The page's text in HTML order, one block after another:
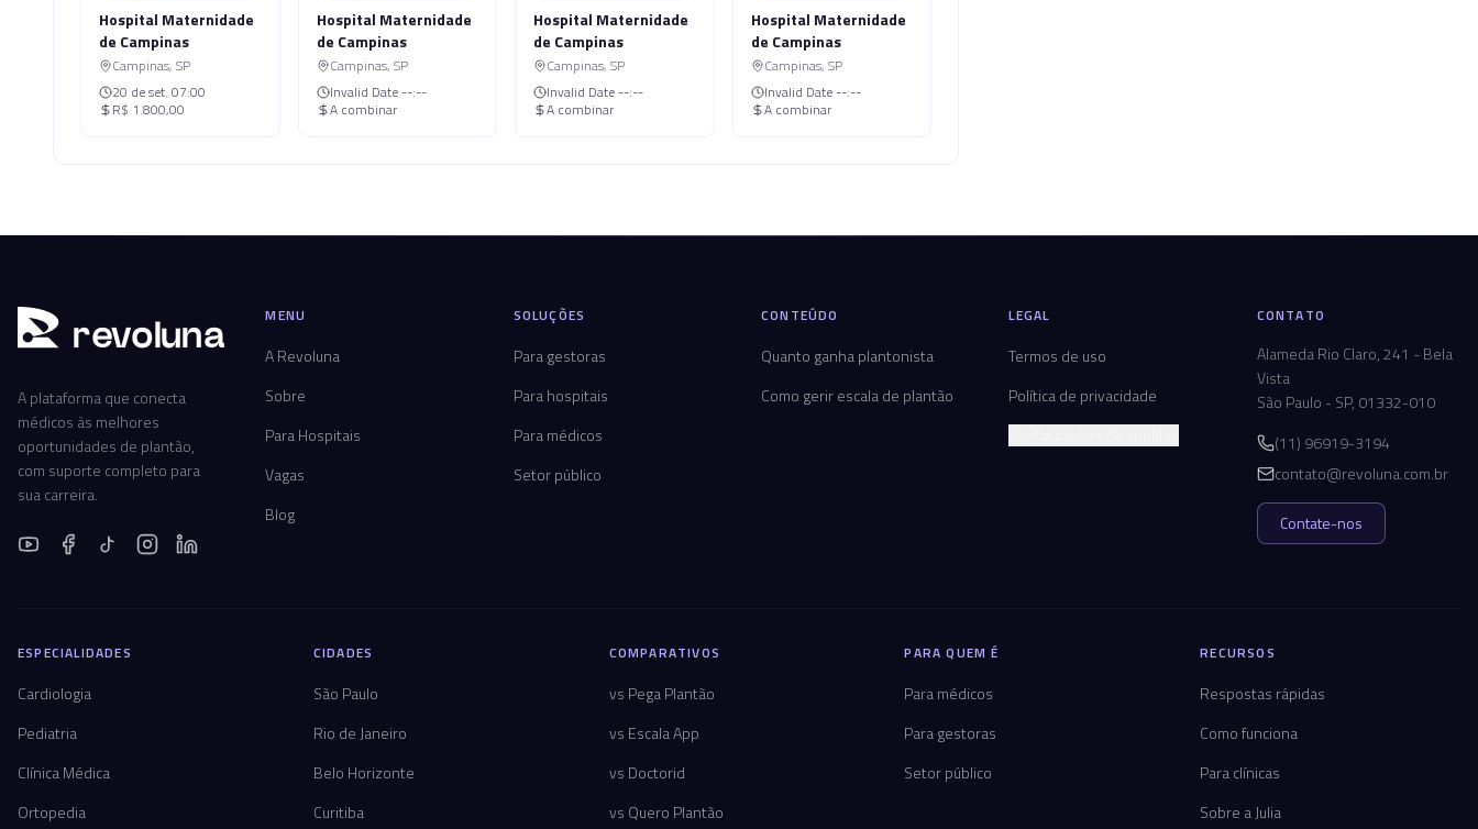
Hospital Maternidade
de Campinas
Campinas, SP
20 de set. 07:00
R$ 1.800,00
Hospital Maternidade
de Campinas
Campinas, SP
Invalid Date --:--
A combinar
Hospital Maternidade
de Campinas
Campinas, SP
Invalid Date --:--
A combinar
Hospital Maternidade
de Campinas
Campinas, SP
Invalid Date --:--
A combinar
revoluna
A plataforma que conecta
médicos às melhores
oportunidades de plantão,
com suporte completo para
sua carreira.
MENU
A Revoluna
Sobre
Para Hospitais
Vagas
Blog
SOLUÇÕES
Para gestoras
Para hospitais
Para médicos
Setor público
CONTEÚDO
Quanto ganha plantonista
Como gerir escala de plantão
LEGAL
Termos de uso
Política de privacidade
CONTATO
Alameda Rio Claro, 241 - Bela
Vista
São Paulo - SP, 01332-010
(11) 96919-3194
contato@revoluna.com.br
Contate-nos
ESPECIALIDADES
Cardiologia
Pediatria
Clínica Médica
Ortopedia
CIDADES
São Paulo
Rio de Janeiro
Belo Horizonte
Curitiba
COMPARATIVOS
vs Pega Plantão
vs Escala App
vs Doctorid
vs Quero Plantão
PARA QUEM É
Para médicos
Para gestoras
Setor público
RECURSOS
Respostas rápidas
Como funciona
Para clínicas
Sobre a Julia